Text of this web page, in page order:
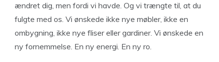
ændret dig, men fordi vi havde. Og vi trængte til, at du
fulgte med os. Vi ønskede ikke nye møbler, ikke en
ombygning, ikke nye fliser eller gardiner. Vi ønskede en
ny fornemmelse. En ny energi. En ny ro.